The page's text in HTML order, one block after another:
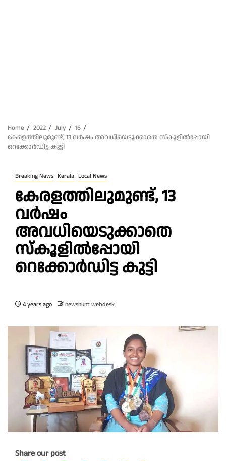
Home 2022 July
16
കേരളത്തിലുമുണ്ട്, 13 വർഷം അവധിയെടുക്കാതെ സ്കൂളിൽപ്പോയി
റെക്കോർഡിട്ട കുട്ടി
Breaking News Kerala Local News
കേരളത്തിലുമുണ്ട്, 13
വർഷം
അവധിയെടുക്കാതെ
സ്കൂളിൽപ്പോയി
റെക്കോർഡിട്ട കുട്ടി
4 years ago newshunt webdesk
Share our post